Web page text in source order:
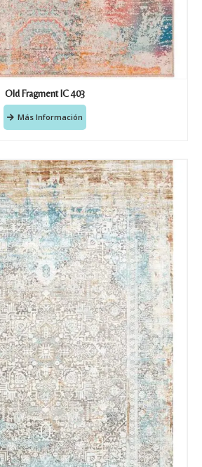
Old Fragment IC 403
Más Información